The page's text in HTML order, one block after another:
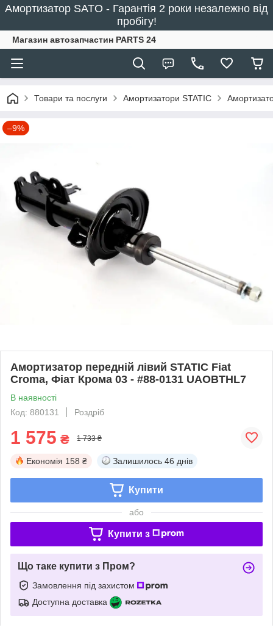
Амортизатор SATO - Гарантія 2 роки незалежно від
пробігу!
Магазин автозапчастин PARTS 24
Товари та послуги Амортизатори STATIC
–9%
Амортизатор передній лівий STATIC Fiat
Croma, Фіат Крома 03 - #88-0131 UAOBTHL7
В наявності
Код: 880131
Роздріб
1 575 ₴ 1 733 ₴
Економія 158 ₴ Залишилось 46 днів
Купити
або
Купити з
Що таке купити з Пром?
Замовлення під захистом
Доступна доставка